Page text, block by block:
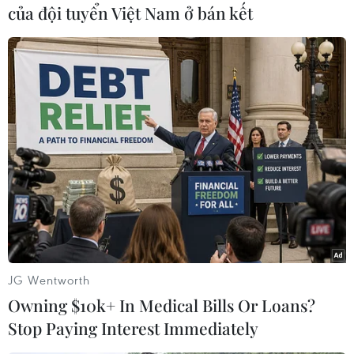
#Nhà Trắng
#Tổng thống Donald Trump Rocket
#Căn cứ đồn trú của binh lính Mỹ
Iran Iraq
Theo dõi VietnamPlus
TIN LIÊN QUAN
của đội tuyển Việt Nam ở bán kết
JG Wentworth
Owning $10k+ In Medical Bills Or Loans?
Stop Paying Interest Immediately